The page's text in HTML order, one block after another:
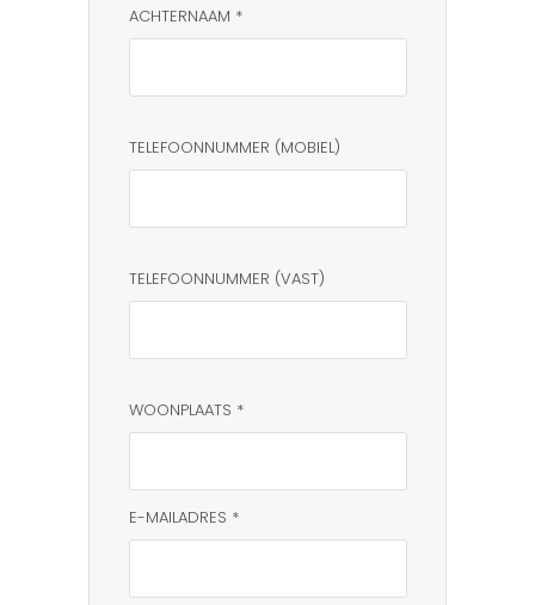
ACHTERNAAM *
TELEFOONNUMMER (MOBIEL)
TELEFOONNUMMER (VAST)
WOONPLAATS *
E-MAILADRES *